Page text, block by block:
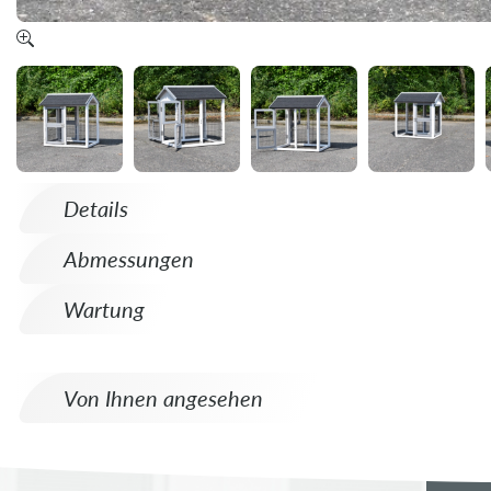
Details
Abmessungen
Wartung
Von Ihnen angesehen